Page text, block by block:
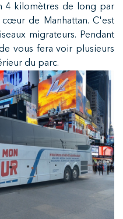
4 kilomètres de long par
de Manhattan. C'est
migrateurs. Pendant
vous fera voir plusieurs
du parc.